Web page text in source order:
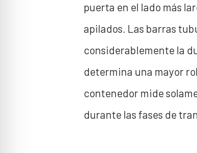
puerta en el lado más
apilados. Las barras
considerablemente la
determina una mayor
contenedor mide
durante las fases de